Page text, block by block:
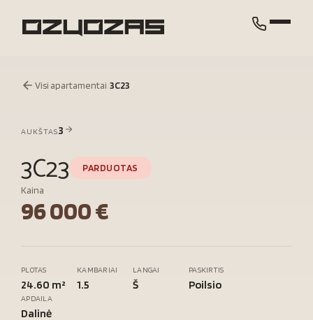
Visi apartamentai 3C23
AUKŠTAS3
3C23
PARDUOTAS
Kaina
96 000 €
PLOTAS
24.60 m²
KAMBARIAI
1.5
LANGAI
Š
PASKIRTIS
Poilsio
APDAILA
Dalinė